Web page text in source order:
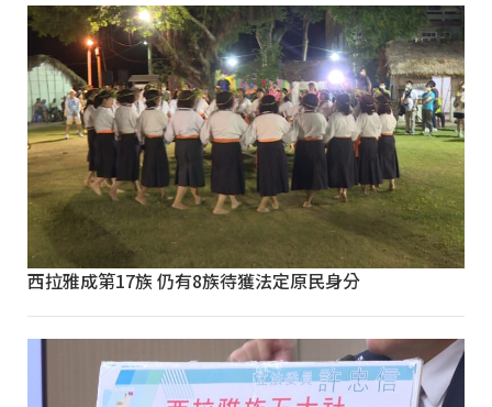
西拉雅成第17族 仍有8族待獲法定原民身分